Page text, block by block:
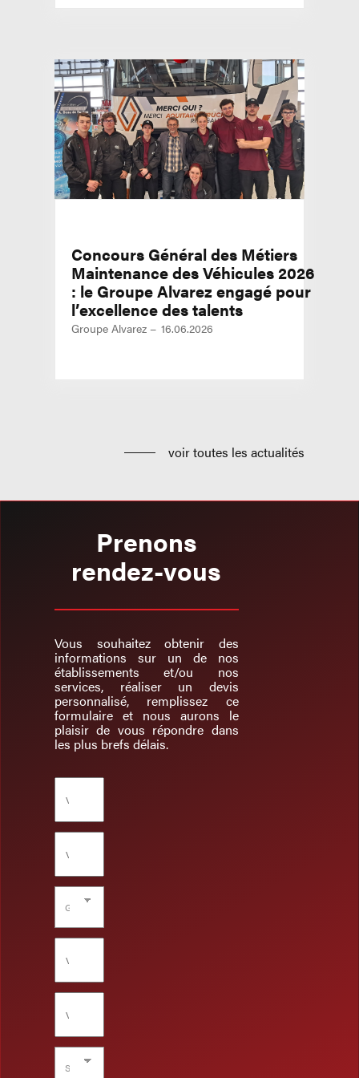
Concours Général des Métiers
Maintenance des Véhicules 2026
: le Groupe Alvarez engagé pour
l’excellence des talents
Groupe Alvarez 16.06.2026
voir toutes les actualités
Prenons
rendez-vous
Vous souhaitez obtenir des
informations sur un de nos
établissements et/ou nos
services, réaliser un devis
personnalisé, remplissez ce
formulaire et nous aurons le
plaisir de vous répondre dans
les plus brefs délais.